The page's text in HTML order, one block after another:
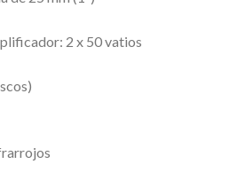
2 x 50 vatios